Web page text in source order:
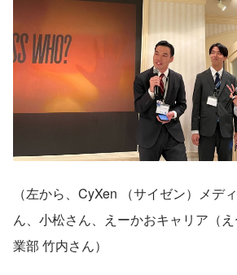
（左から、CyXen （サイゼン）メデ
ん、小松さん、えーかおキャリア（
業部 竹内さん）